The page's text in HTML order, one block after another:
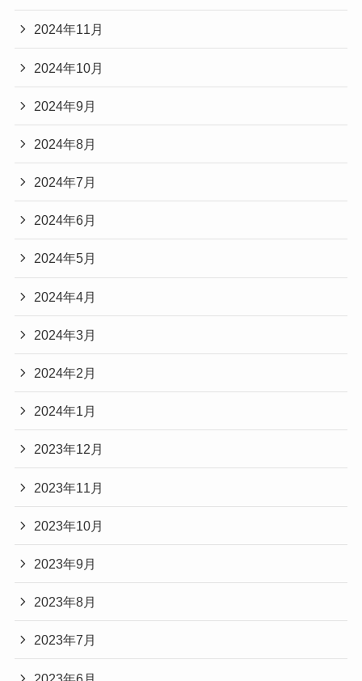
2024年11月
2024年10月
2024年9月
2024年8月
2024年7月
2024年6月
2024年5月
2024年4月
2024年3月
2024年2月
2024年1月
2023年12月
2023年11月
2023年10月
2023年9月
2023年8月
2023年7月